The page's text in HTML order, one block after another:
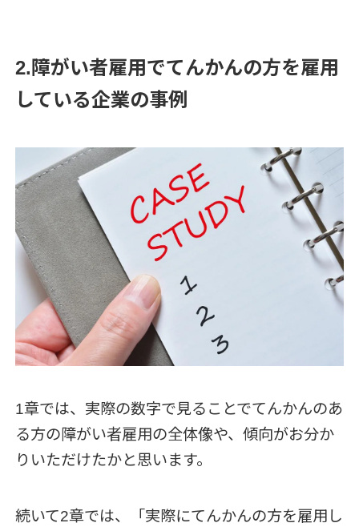
2.障がい者雇用でてんかんの方を雇用
している企業の事例
1章では、実際の数字で見ることでてんかんのあ
る方の障がい者雇用の全体像や、傾向がお分か
りいただけたかと思います。
続いて2章では、「実際にてんかんの方を雇用し